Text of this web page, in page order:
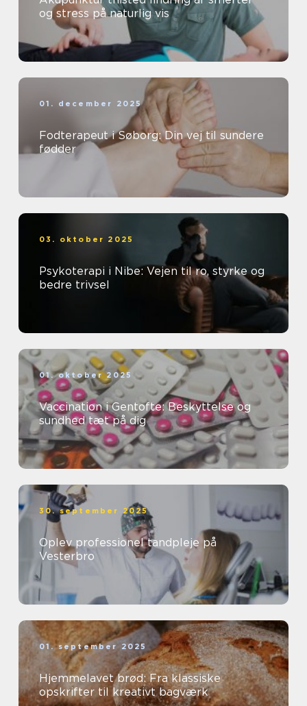
og stress på naturlig vis
01. december 2025
Fodterapeut i Søborg: Din vej til sundere
fødder
03. oktober 2025
Psykoterapi i Nibe: Vejen til ro, styrke og
bedre trivsel
01. oktober 2025
Vaccination i Gentofte: Beskyttelse og
sundhed tæt på dig
30. september 2025
Oplev professionel tandpleje på
Vesterbro
01. september 2025
Hjemmelavet brød: Fra klassiske
opskrifter til kreativt bagværk